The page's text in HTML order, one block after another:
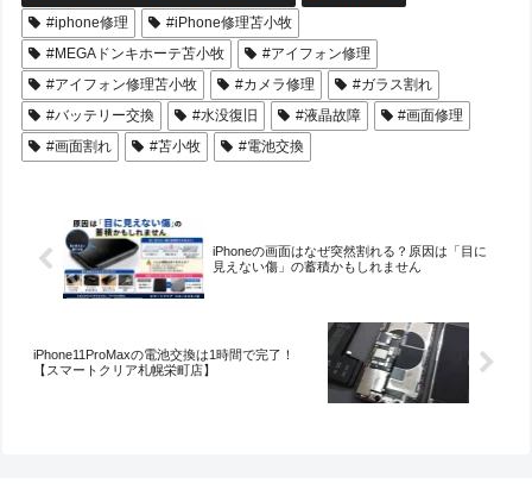
#iphone修理
#iPhone修理苫小牧
#MEGAドンキホーテ苫小牧
#アイフォン修理
#アイフォン修理苫小牧
#カメラ修理
#ガラス割れ
#バッテリー交換
#水没復旧 #液晶故障
#画面修理
#画面割れ
#苫小牧 #電池交換
iPhoneの画面はなぜ突然割れる？原因は「目に
見えない傷」の蓄積かもしれません
iPhone11ProMaxの電池交換は1時間で完了！
【スマートクリア札幌栄町店】